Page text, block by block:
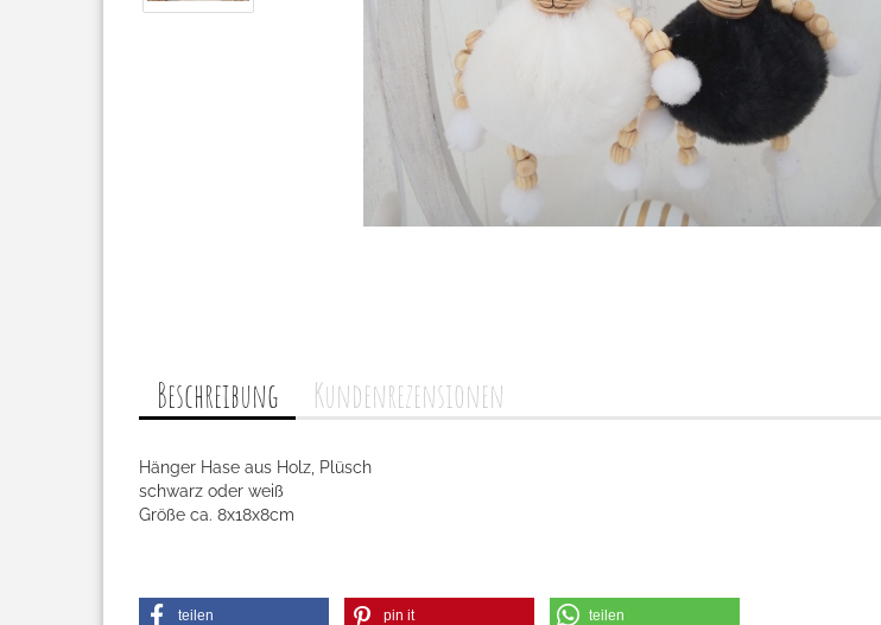
Beschreibung Kundenrezensionen
Hänger Hase aus Holz, Plüsch
schwarz oder weiß
Größe ca. 8x18x8cm
teilen pin it teilen